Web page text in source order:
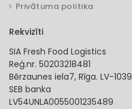
Privātuma politika
Rekvizīti
SIA Fresh Food Logistics
Reģ.nr. 50203218481
Bērzaunes iela7, Rīga. LV-1039
SEB banka
LV54UNLA0055001235489